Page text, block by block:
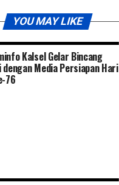
YOU MAY LIKE
Kalsel Gelar Bincang
dengan Media Persiapan Hari
76